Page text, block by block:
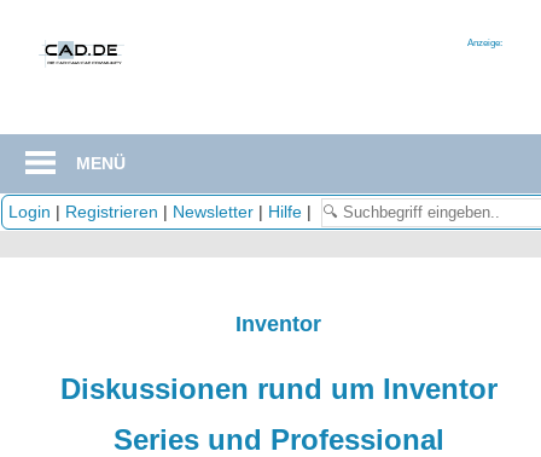
Anzeige:
MENÜ
Login | Registrieren | Newsletter | Hilfe |
Inventor
Diskussionen rund um Inventor
Series und Professional